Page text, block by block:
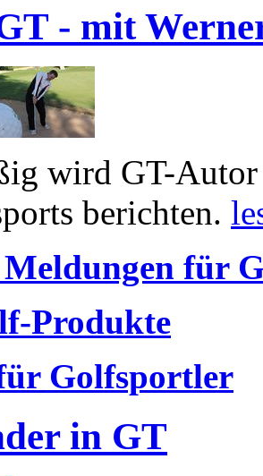
- mit
wird GT-
berichten.
für
Produkte
Golfsportler
in GT